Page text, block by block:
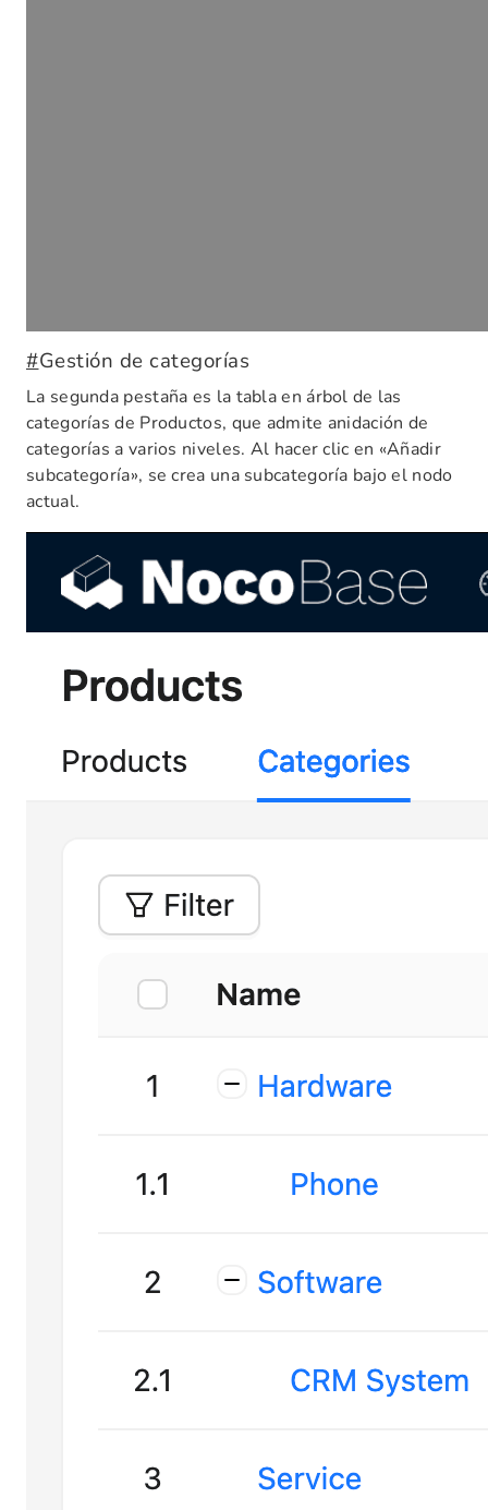
#Gestión de categorías
La segunda pestaña es la tabla en árbol de las
categorías de Productos, que admite anidación de
categorías a varios niveles. Al hacer clic en «Añadir
subcategoría», se crea una subcategoría bajo el nodo
actual.